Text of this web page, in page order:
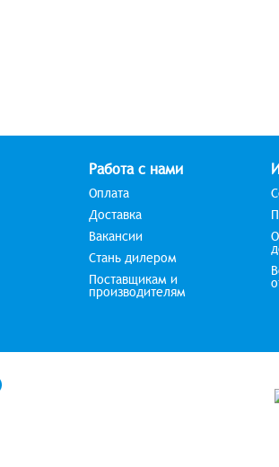
Работа с нами
Оплата
Доставка
Вакансии
Стань дилером
Поставщикам и
производителям